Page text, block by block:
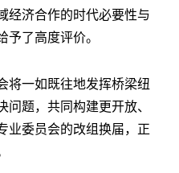
经济合作的时代必要性与
了高度评价。
将一如既往地发挥桥梁纽
题，共同构建更开放、
业委员会的改组换届，正